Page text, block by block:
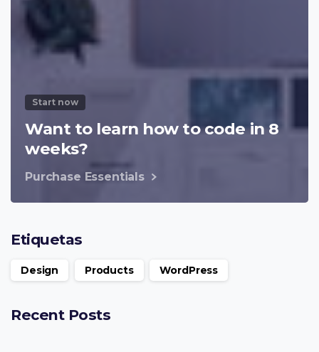
Start now
Want to learn how to code in 8
weeks?
Purchase Essentials
Etiquetas
Design Products WordPress
Recent Posts